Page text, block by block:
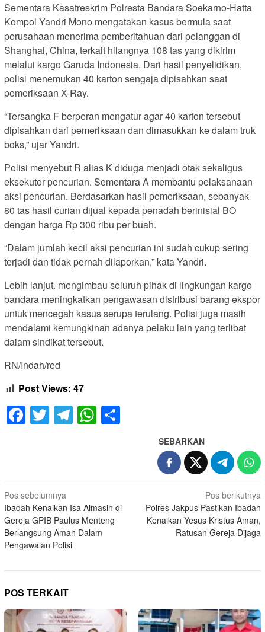
Sementara Kasatreskrim Polresta Bandara Soekarno-Hatta
Kompol Yandri Mono mengatakan kasus bermula saat
perusahaan menerima pemberitahuan dari pelanggan di
Shanghai, China, terkait hilangnya 108 tas yang dikirim
melalui kargo Garuda Indonesia. Dari hasil penyelidikan,
polisi menemukan 40 karton sengaja dipisahkan saat
pemeriksaan X-Ray.
“Tersangka F berperan mengatur agar 40 karton tersebut
dipisahkan dari pemeriksaan dan dimasukkan ke dalam truk
boks,” ujar Yandri.
Polisi menyebut R alias K diduga menjadi otak sekaligus
eksekutor pencurian. Sementara A membantu pelaksanaan
aksi pencurian. Berdasarkan hasil pemeriksaan, sebanyak
80 tas hasil curian dijual kepada penadah berinisial BO
dengan harga Rp 300 ribu per buah.
“Dalam jumlah kecil aksi pencurian ini sudah cukup sering
terjadi dan tidak pernah dilaporkan,” kata Yandri.
Lebih lanjut. mengimbau seluruh pihak di lingkungan kargo
bandara meningkatkan pengawasan distribusi barang ekspor
untuk mencegah kasus serupa terulang. Polisi juga masih
mendalami kemungkinan adanya pelaku lain yang terlibat
dalam sindikat tersebut.
RN/Indah/red
Post Views: 47
Facebook
TwitterTelegram
WhatsApp
SEBARKAN
Navigasi
pos
Pos sebelumnya
Ibadah Kenaikan Isa Almasih di
Gereja GPIB Paulus Menteng
Berlangsung Aman Dalam
Pengawalan Polisi
Pos berikutnya
Polres Jakpus Pastikan Ibadah
Kenaikan Yesus Kristus Aman,
Ratusan Gereja Dijaga
POS TERKAIT